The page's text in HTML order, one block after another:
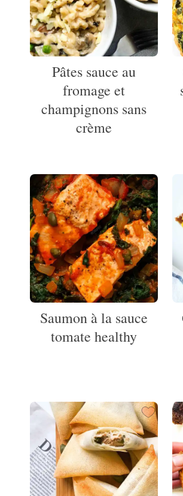
Pâtes sauce au
fromage et
champignons sans
crème
Saumon à la sauce
tomate healthy